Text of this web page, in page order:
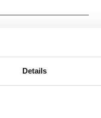
Details
har fylt fem år,